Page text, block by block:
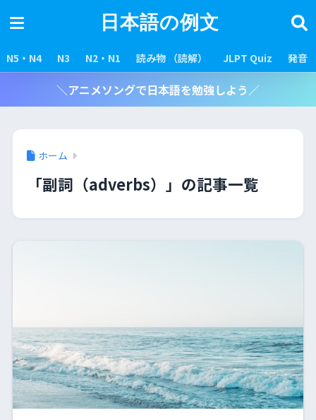
日本語の例文
N5・N4 N3 N2・N1 読み物 （読解） JLPT Quiz 発音
＼アニメソングで日本語を勉強しよう／
ホーム
「副詞（adverbs）」の記事一覧